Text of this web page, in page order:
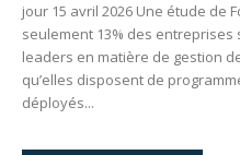
jour 15 avril 2026 Une étude de
seulement 13% des entreprises
leaders en matière de gestion
qu’elles disposent de
déployés...